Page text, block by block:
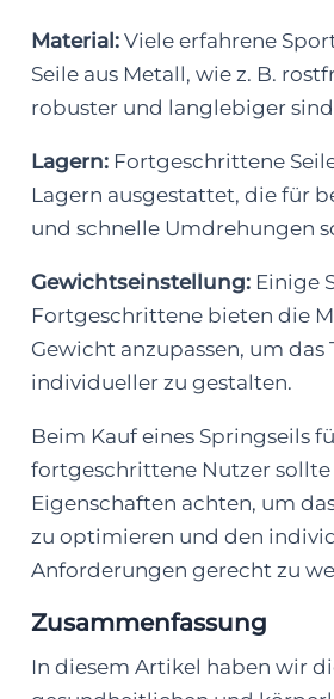
Material: Viele erfahrene
Seile aus Metall, wie z. B.
robuster und langlebiger
Lagern: Fortgeschrittene
Lagern ausgestattet, die für
und schnelle Umdrehungen
Gewichtseinstellung: Einige
Fortgeschrittene bieten die
Gewicht anzupassen, um das
individueller zu gestalten.
Beim Kauf eines Springseils
fortgeschrittene Nutzer sollte
Eigenschaften achten, um
zu optimieren und den
Anforderungen gerecht zu
Zusammenfassung
In diesem Artikel haben wir